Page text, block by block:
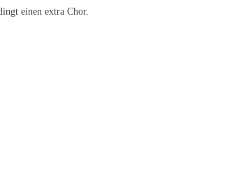
einen extra Chor.